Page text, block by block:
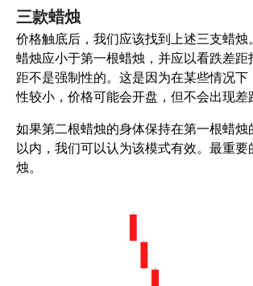
三款蜡烛
价格触底后，我们应该找到上述三支蜡烛
蜡烛应小于第一根蜡烛，并应以看跌差距
距不是强制性的。这是因为在某些情况下
性较小，价格可能会开盘，但不会出现差
如果第二根蜡烛的身体保持在第一根蜡烛
以内，我们可以认为该模式有效。最重要
烛。